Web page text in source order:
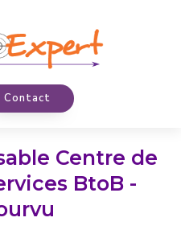
Contact
Centre de
BtoB -